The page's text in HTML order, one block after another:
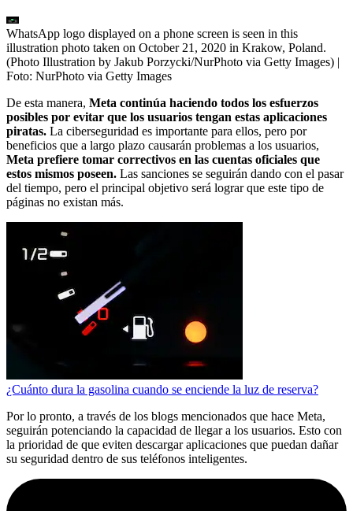
WhatsApp logo displayed on a phone screen is seen in this
illustration photo taken on October 21, 2020 in Krakow, Poland.
(Photo Illustration by Jakub Porzycki/NurPhoto via Getty Images) |
Foto: NurPhoto via Getty Images
De esta manera, Meta continúa haciendo todos los esfuerzos
posibles por evitar que los usuarios tengan estas aplicaciones
piratas. La ciberseguridad es importante para ellos, pero por
beneficios que a largo plazo causarán problemas a los usuarios,
Meta prefiere tomar correctivos en las cuentas oficiales que
estos mismos poseen. Las sanciones se seguirán dando con el pasar
del tiempo, pero el principal objetivo será lograr que este tipo de
páginas no existan más.
¿Cuánto dura la gasolina cuando se enciende la luz de reserva?
Por lo pronto, a través de los blogs mencionados que hace Meta,
seguirán potenciando la capacidad de llegar a los usuarios. Esto con
la prioridad de que eviten descargar aplicaciones que puedan dañar
su seguridad dentro de sus teléfonos inteligentes.